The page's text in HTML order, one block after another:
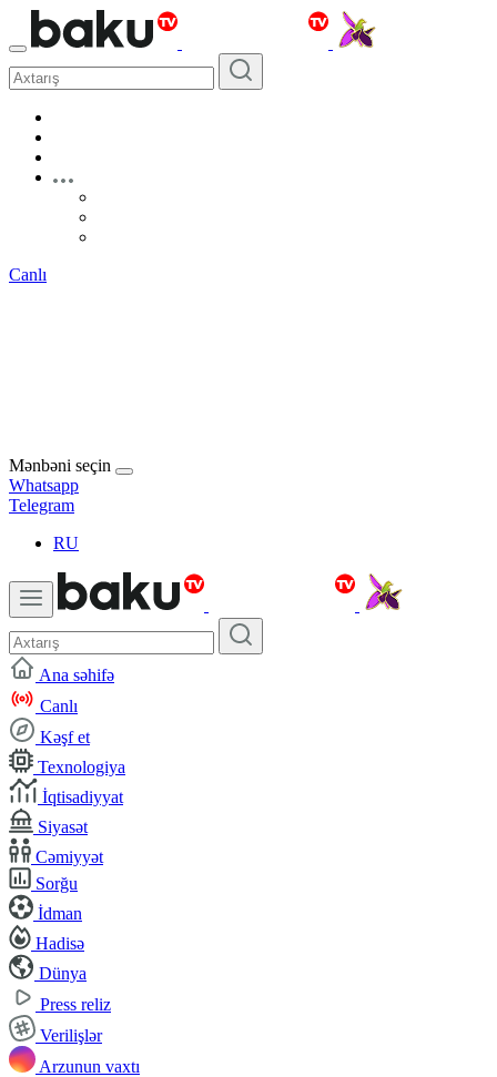
Canlı
Mənbəni seçin
Whatsapp
Telegram
RU
Ana səhifə
Canlı
Kəşf et
Texnologiya
İqtisadiyyat
Siyasət
Cəmiyyət
Sorğu
İdman
Hadisə
Dünya
Press reliz
Verilişlər
Arzunun vaxtı